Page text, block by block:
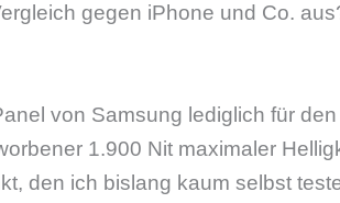
gegen iPhone und Co.
von Samsung lediglich für
1.900 Nit maximaler
den ich bislang kaum selbst